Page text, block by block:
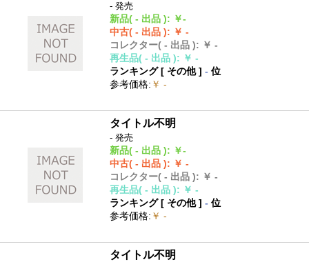
- 発売
新品( - 出品 ): ￥-
中古( - 出品 ): ￥ -
コレクター( - 出品 ): ￥ -
再生品( - 出品 ): ￥ -
ランキング [ その他]- 位
参考価格: ￥ -
タイトル不明
- 発売
新品( - 出品 ): ￥-
中古( - 出品 ): ￥ -
コレクター( - 出品 ): ￥ -
再生品( - 出品 ): ￥ -
ランキング [ その他]- 位
参考価格: ￥ -
タイトル不明